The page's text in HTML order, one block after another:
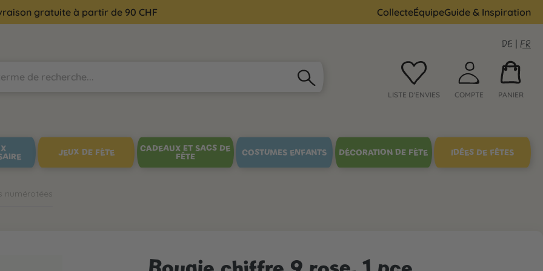
gratuite à partir de 90 CHF CollecteÉquipeGuide & Inspiration
DE | FR
LISTE D'ENVIES COMPTE PANIER
JEUX DE FÊTE
CADEAUX ET SACS DE
FÊTE
COSTUMES ENFANTS DÉCORATION DE FÊTE IDÉES DE FÊTES
numérotées